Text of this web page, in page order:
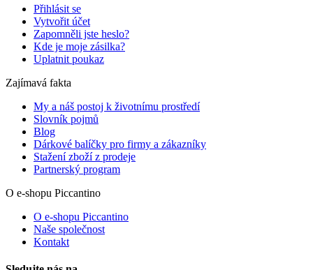
Přihlásit se
Vytvořit účet
Zapomněli jste heslo?
Kde je moje zásilka?
Uplatnit poukaz
Zajímavá fakta
My a náš postoj k životnímu prostředí
Slovník pojmů
Blog
Dárkové balíčky pro firmy a zákazníky
Stažení zboží z prodeje
Partnerský program
O e-shopu Piccantino
O e-shopu Piccantino
Naše společnost
Kontakt